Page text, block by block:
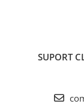
Saltele si mingi
Spatii de joaca si
Balansoare,
SUPORT